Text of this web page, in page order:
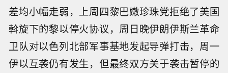
差均小幅走弱，上周四黎巴嫩珍珠党拒绝了美国
斡旋下的黎以停火协议，周日晚伊朗伊斯兰革命
卫队对以色列北部军事基地发起导弹打击，周一
伊以互袭仍有发生，但最终双方关于袭击暂停的